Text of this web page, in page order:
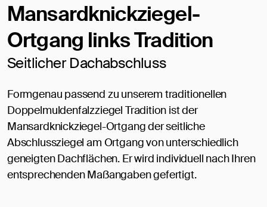
Mansardknickziegel-
Ortgang links Tradition
Seitlicher Dachabschluss
Formgenau passend zu unserem traditionellen
Doppelmuldenfalzziegel Tradition ist der
Mansardknickziegel-Ortgang der seitliche
Abschlussziegel am Ortgang von unterschiedlich
geneigten Dachflächen. Er wird individuell nach Ihren
entsprechenden Maßangaben gefertigt.